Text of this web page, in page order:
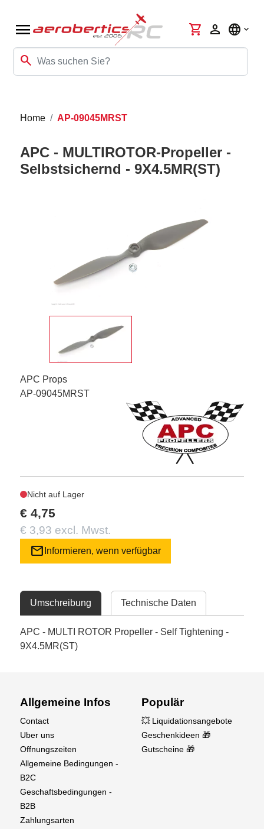
menu
search
shopping_cart person language
Home AP-09045MRST
APC - MULTIROTOR-Propeller -
Selbstsichernd - 9X4.5MR(ST)
APC Props
AP-09045MRST
Nicht auf Lager
€ 4,75
€ 3,93 excl. Mwst.
mail Informieren, wenn verfügbar
Umschreibung Technische Daten
APC - MULTI ROTOR Propeller - Self Tightening -
9X4.5MR(ST)
Allgemeine Infos
Contact
Uber uns
Offnungszeiten
Allgemeine Bedingungen -
B2C
Geschaftsbedingungen -
B2B
Zahlungsarten
Populär
💥 Liquidationsangebote
Geschenkideen 🎁
Gutscheine 🎁